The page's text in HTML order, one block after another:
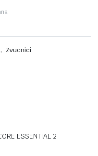
, Zvucnici
ESSENTIAL 2